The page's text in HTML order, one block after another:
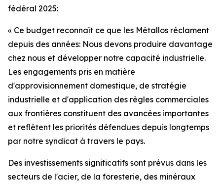
fédéral 2025:
« Ce budget reconnaît ce que les Métallos réclament
depuis des années: Nous devons produire davantage
chez nous et développer notre capacité industrielle.
Les engagements pris en matière
d'approvisionnement domestique, de stratégie
industrielle et d'application des règles commerciales
aux frontières constituent des avancées importantes
et reflètent les priorités défendues depuis longtemps
par notre syndicat à travers le pays.
Des investissements significatifs sont prévus dans les
secteurs de l'acier, de la foresterie, des minéraux